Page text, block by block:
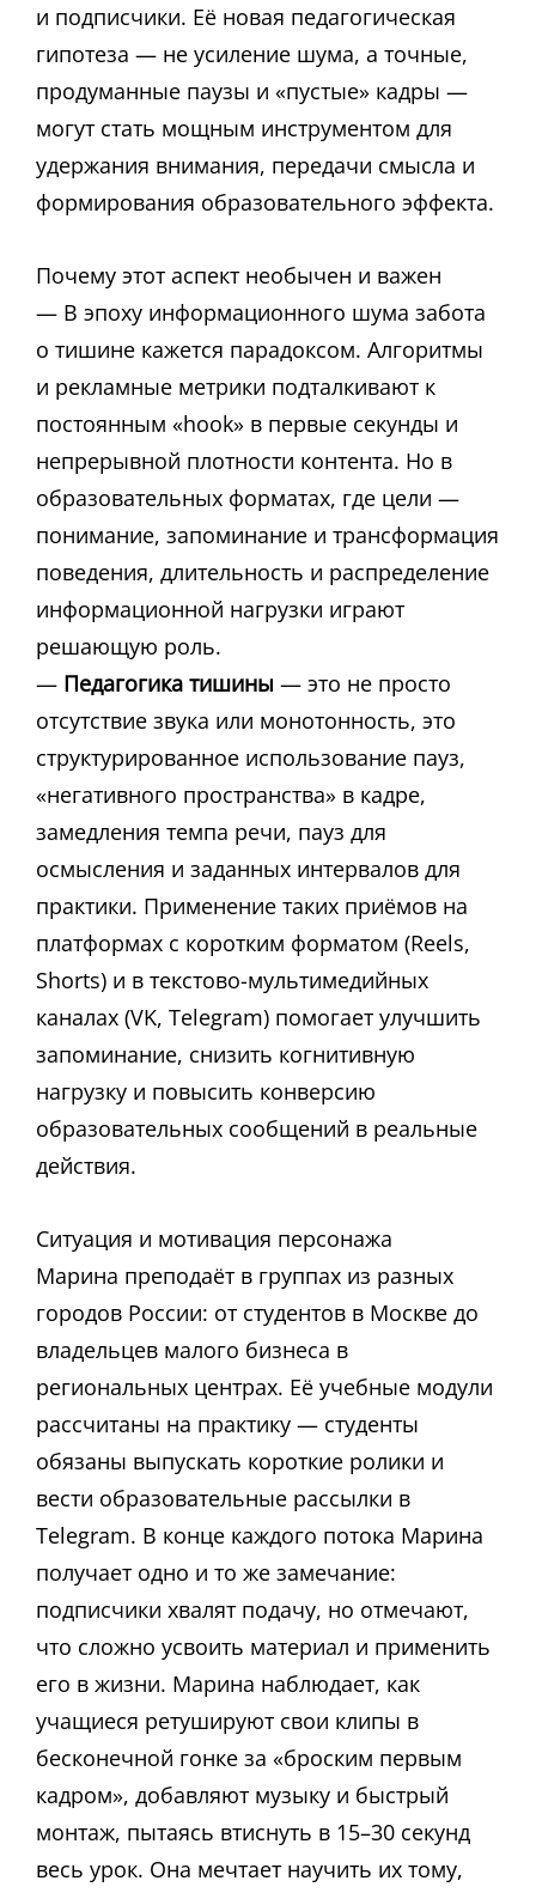
и подписчики. Её новая педагогическая
гипотеза — не усиление шума, а точные,
продуманные паузы и «пустые» кадры —
могут стать мощным инструментом для
удержания внимания, передачи смысла и
формирования образовательного эффекта.
Почему этот аспект необычен и важен
— В эпоху информационного шума забота
о тишине кажется парадоксом. Алгоритмы
и рекламные метрики подталкивают к
постоянным «hook» в первые секунды и
непрерывной плотности контента. Но в
образовательных форматах, где цели —
понимание, запоминание и трансформация
поведения, длительность и распределение
информационной нагрузки играют
решающую роль.
— Педагогика тишины — это не просто
отсутствие звука или монотонность, это
структурированное использование пауз,
«негативного пространства» в кадре,
замедления темпа речи, пауз для
осмысления и заданных интервалов для
практики. Применение таких приёмов на
платформах с коротким форматом (Reels,
Shorts) и в текстово-мультимедийных
каналах (VK, Telegram) помогает улучшить
запоминание, снизить когнитивную
нагрузку и повысить конверсию
образовательных сообщений в реальные
действия.
Ситуация и мотивация персонажа
Марина преподаёт в группах из разных
городов России: от студентов в Москве до
владельцев малого бизнеса в
региональных центрах. Её учебные модули
рассчитаны на практику — студенты
обязаны выпускать короткие ролики и
вести образовательные рассылки в
Telegram. В конце каждого потока Марина
получает одно и то же замечание:
подписчики хвалят подачу, но отмечают,
что сложно усвоить материал и применить
его в жизни. Марина наблюдает, как
учащиеся ретушируют свои клипы в
бесконечной гонке за «броским первым
кадром», добавляют музыку и быстрый
монтаж, пытаясь втиснуть в 15–30 секунд
весь урок. Она мечтает научить их тому,